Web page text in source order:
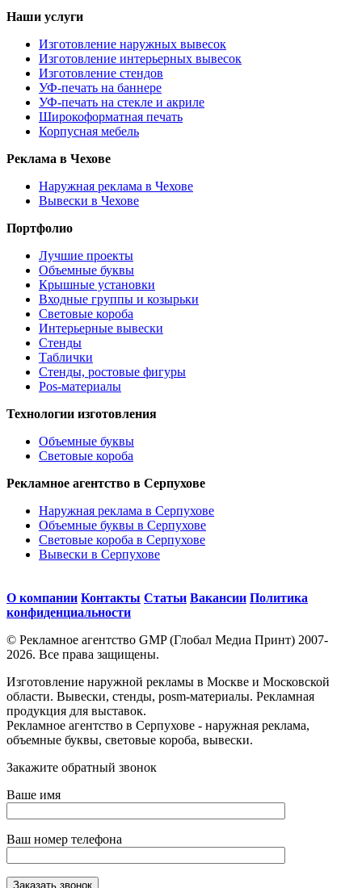
Наши услуги
Изготовление наружных вывесок
Изготовление интерьерных вывесок
Изготовление стендов
УФ-печать на баннере
УФ-печать на стекле и акриле
Широкоформатная печать
Корпусная мебель
Реклама в Чехове
Наружная реклама в Чехове
Вывески в Чехове
Портфолио
Лучшие проекты
Объемные буквы
Крышные установки
Входные группы и козырьки
Световые короба
Интерьерные вывески
Стенды
Таблички
Стенды, ростовые фигуры
Pos-материалы
Технологии изготовления
Объемные буквы
Световые короба
Рекламное агентство в Серпухове
Наружная реклама в Серпухове
Объемные буквы в Серпухове
Световые короба в Серпухове
Вывески в Серпухове
О компании Контакты Статьи Вакансии Политика
конфиденциальности
© Рекламное агентство GMP (Глобал Медиа Принт) 2007-
2026. Все права защищены.
Изготовление наружной рекламы в Москве и Московской
области. Вывески, стенды, posm-материалы. Рекламная
продукция для выставок.
Рекламное агентство в Серпухове - наружная реклама,
объемные буквы, световые короба, вывески.
Закажите обратный звонок
Ваше имя
Ваш номер телефона